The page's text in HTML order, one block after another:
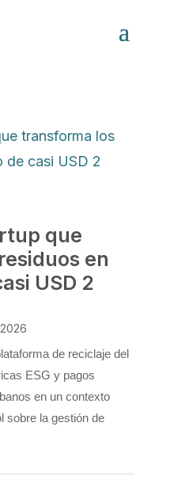
que
en
USD 2
de reciclaje del
ESG y pagos
en un contexto
sobre la gestión de